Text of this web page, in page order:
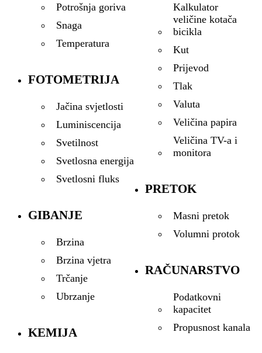
Potrošnja goriva
Snaga
Temperatura
FOTOMETRIJA
Jačina svjetlosti
Luminiscencija
Svetilnost
Svetlosna energija
Svetlosni fluks
GIBANJE
Brzina
Brzina vjetra
Trčanje
Ubrzanje
KEMIJA
Kalkulator
veličine kotača
bicikla
Kut
Prijevod
Tlak
Valuta
Veličina papira
Veličina TV-a i
monitora
PRETOK
Masni pretok
Volumni protok
RAČUNARSTVO
Podatkovni
kapacitet
Propusnost kanala